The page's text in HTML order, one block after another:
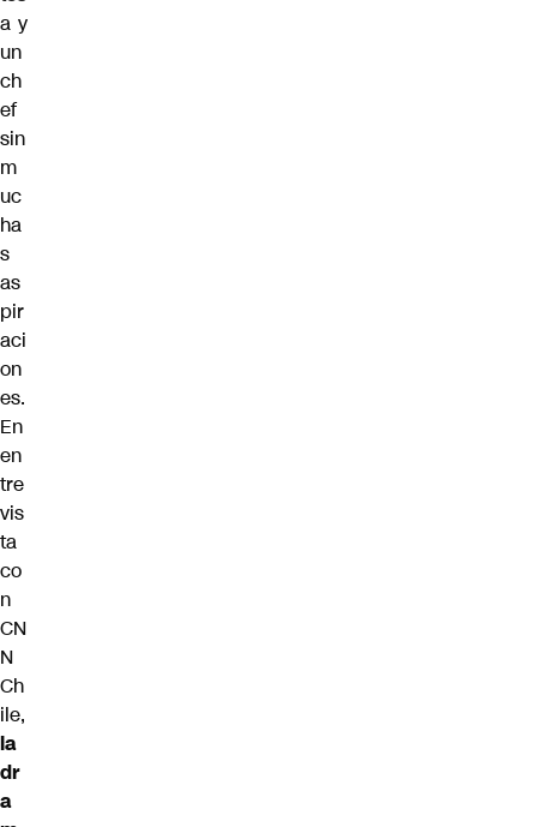
a y
un
ch
ef
sin
m
uc
ha
s
as
pir
aci
on
es.
En
en
tre
vis
ta
co
n
CN
N
Ch
ile,
la
dr
a